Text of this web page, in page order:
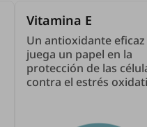
Vitamina E
Un antioxidante
juega un papel en la
protección de las
contra el estrés